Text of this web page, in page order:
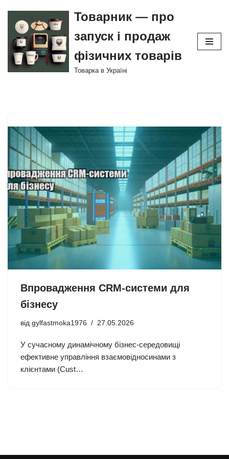
Перейти
до
вмісту
Товарник — про
запуск і продаж
фізичних товарів
Товарка в Україні
Впровадження CRM-системи для
бізнесу
від gylfastmoka1976 27.05.2026
У сучасному динамічному бізнес-середовищі
ефективне управління взаємовідносинами з
клієнтами (Cust…